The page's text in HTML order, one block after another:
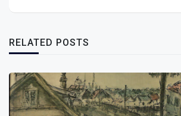
RELATED POSTS